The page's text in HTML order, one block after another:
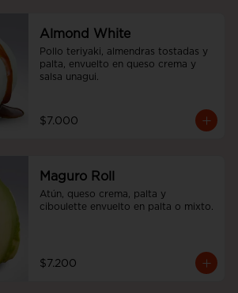
Almond White
Pollo teriyaki, almendras tostadas y
palta, envuelto en queso crema y
salsa unagui.
$7.000
Maguro Roll
Atún, queso crema, palta y
ciboulette envuelto en palta o mixto.
$7.200